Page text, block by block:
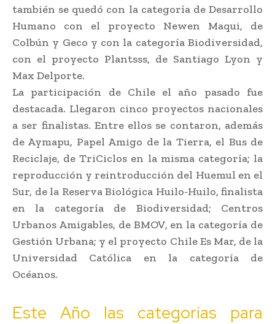
también se quedó con la categoría de Desarrollo
Humano con el proyecto Newen Maqui, de
Colbún y Geco y con la categoría Biodiversidad,
con el proyecto Plantsss, de Santiago Lyon y
Max Delporte.
La participación de Chile el año pasado fue
destacada. Llegaron cinco proyectos nacionales
a ser finalistas. Entre ellos se contaron, además
de Aymapu, Papel Amigo de la Tierra, el Bus de
Reciclaje, de TriCiclos en la misma categoría; la
reproducción y reintroducción del Huemul en el
Sur, de la Reserva Biológica Huilo-Huilo, finalista
en la categoría de Biodiversidad; Centros
Urbanos Amigables, de BMOV, en la categoría de
Gestión Urbana; y el proyecto Chile Es Mar, de la
Universidad Católica en la categoría de
Océanos.
Este Año las categorías para